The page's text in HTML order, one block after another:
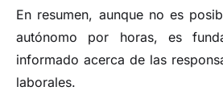
En resumen, aunque no es
autónomo por horas, es
informado acerca de las
laborales.